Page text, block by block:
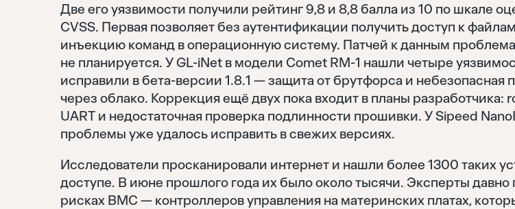
Две его уязвимости получили рейтинг 9,8 и 8,8 балла из 10 по шкале
CVSS. Первая позволяет без аутентификации получить доступ к
инъекцию команд в операционную систему. Патчей к данным
не планируется. У GL-iNet в модели Comet RM-1 нашли четыре
исправили в бета-версии 1.8.1 — защита от брутфорса и небезопасная
через облако. Коррекция ещё двух пока входит в планы разработчика:
UART и недостаточная проверка подлинности прошивки. У Sipeed
проблемы уже удалось исправить в свежих версиях.
Исследователи просканировали интернет и нашли более 1300 таких
доступе. В июне прошлого года их было около тысячи. Эксперты
рисках BMC — контроллеров управления на материнских платах,